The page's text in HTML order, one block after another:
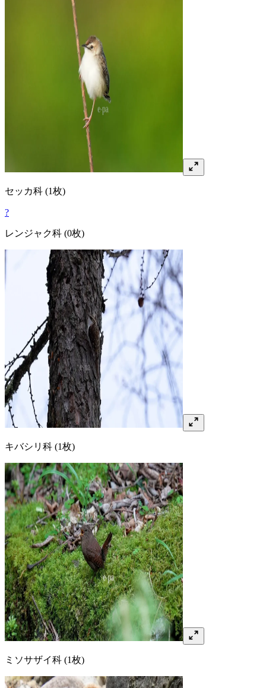
セッカ科 (1枚)
?
レンジャク科 (0枚)
キバシリ 科 (1枚)
ミソサザイ科 (1枚)